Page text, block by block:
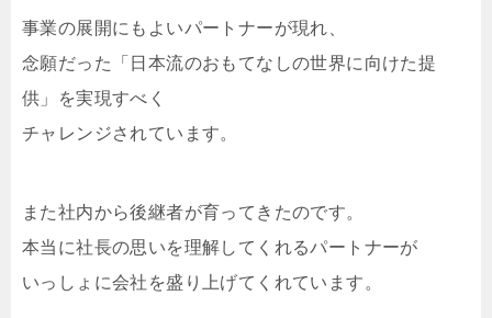
事業の展開にもよいパートナーが現れ、
念願だった「日本流のおもてなしの世界に向けた提
供」を実現すべく
チャレンジされています。
また社内から後継者が育ってきたのです。
本当に社長の思いを理解してくれるパートナーが
いっしょに会社を盛り上げてくれています。